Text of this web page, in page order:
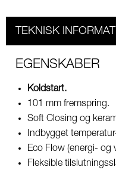
TEKNISK
EGENSKABER
Koldstart.
101 mm fremspring.
Soft Closing og
Indbygget
Eco Flow (energi- og
Fleksible